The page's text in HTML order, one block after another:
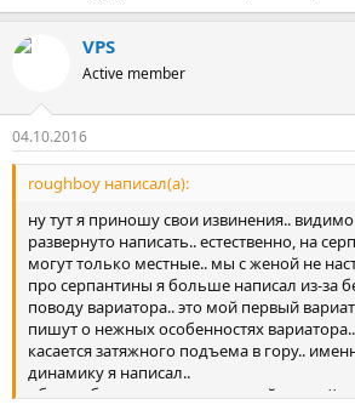
VPS
Active member
04.10.2016
roughboy написал(а):
ну тут я приношу свои извинения..
развернуто написать.. естественно, на
могут только местные.. мы с женой не
про серпантины я больше написал из-за
поводу вариатора.. это мой первый
пишут о нежных особенностях
касается затяжного подъема в гору..
динамику я написал..
обгоны будут только на прямой трассе))